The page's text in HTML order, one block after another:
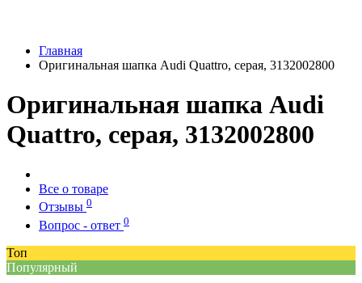
Главная
Оригинальная шапка Audi Quattro, серая, 3132002800
Оригинальная шапка Audi
Quattro, серая, 3132002800
Все о товаре
Отзывы 0
Вопрос - ответ 0
Топ
Популярный